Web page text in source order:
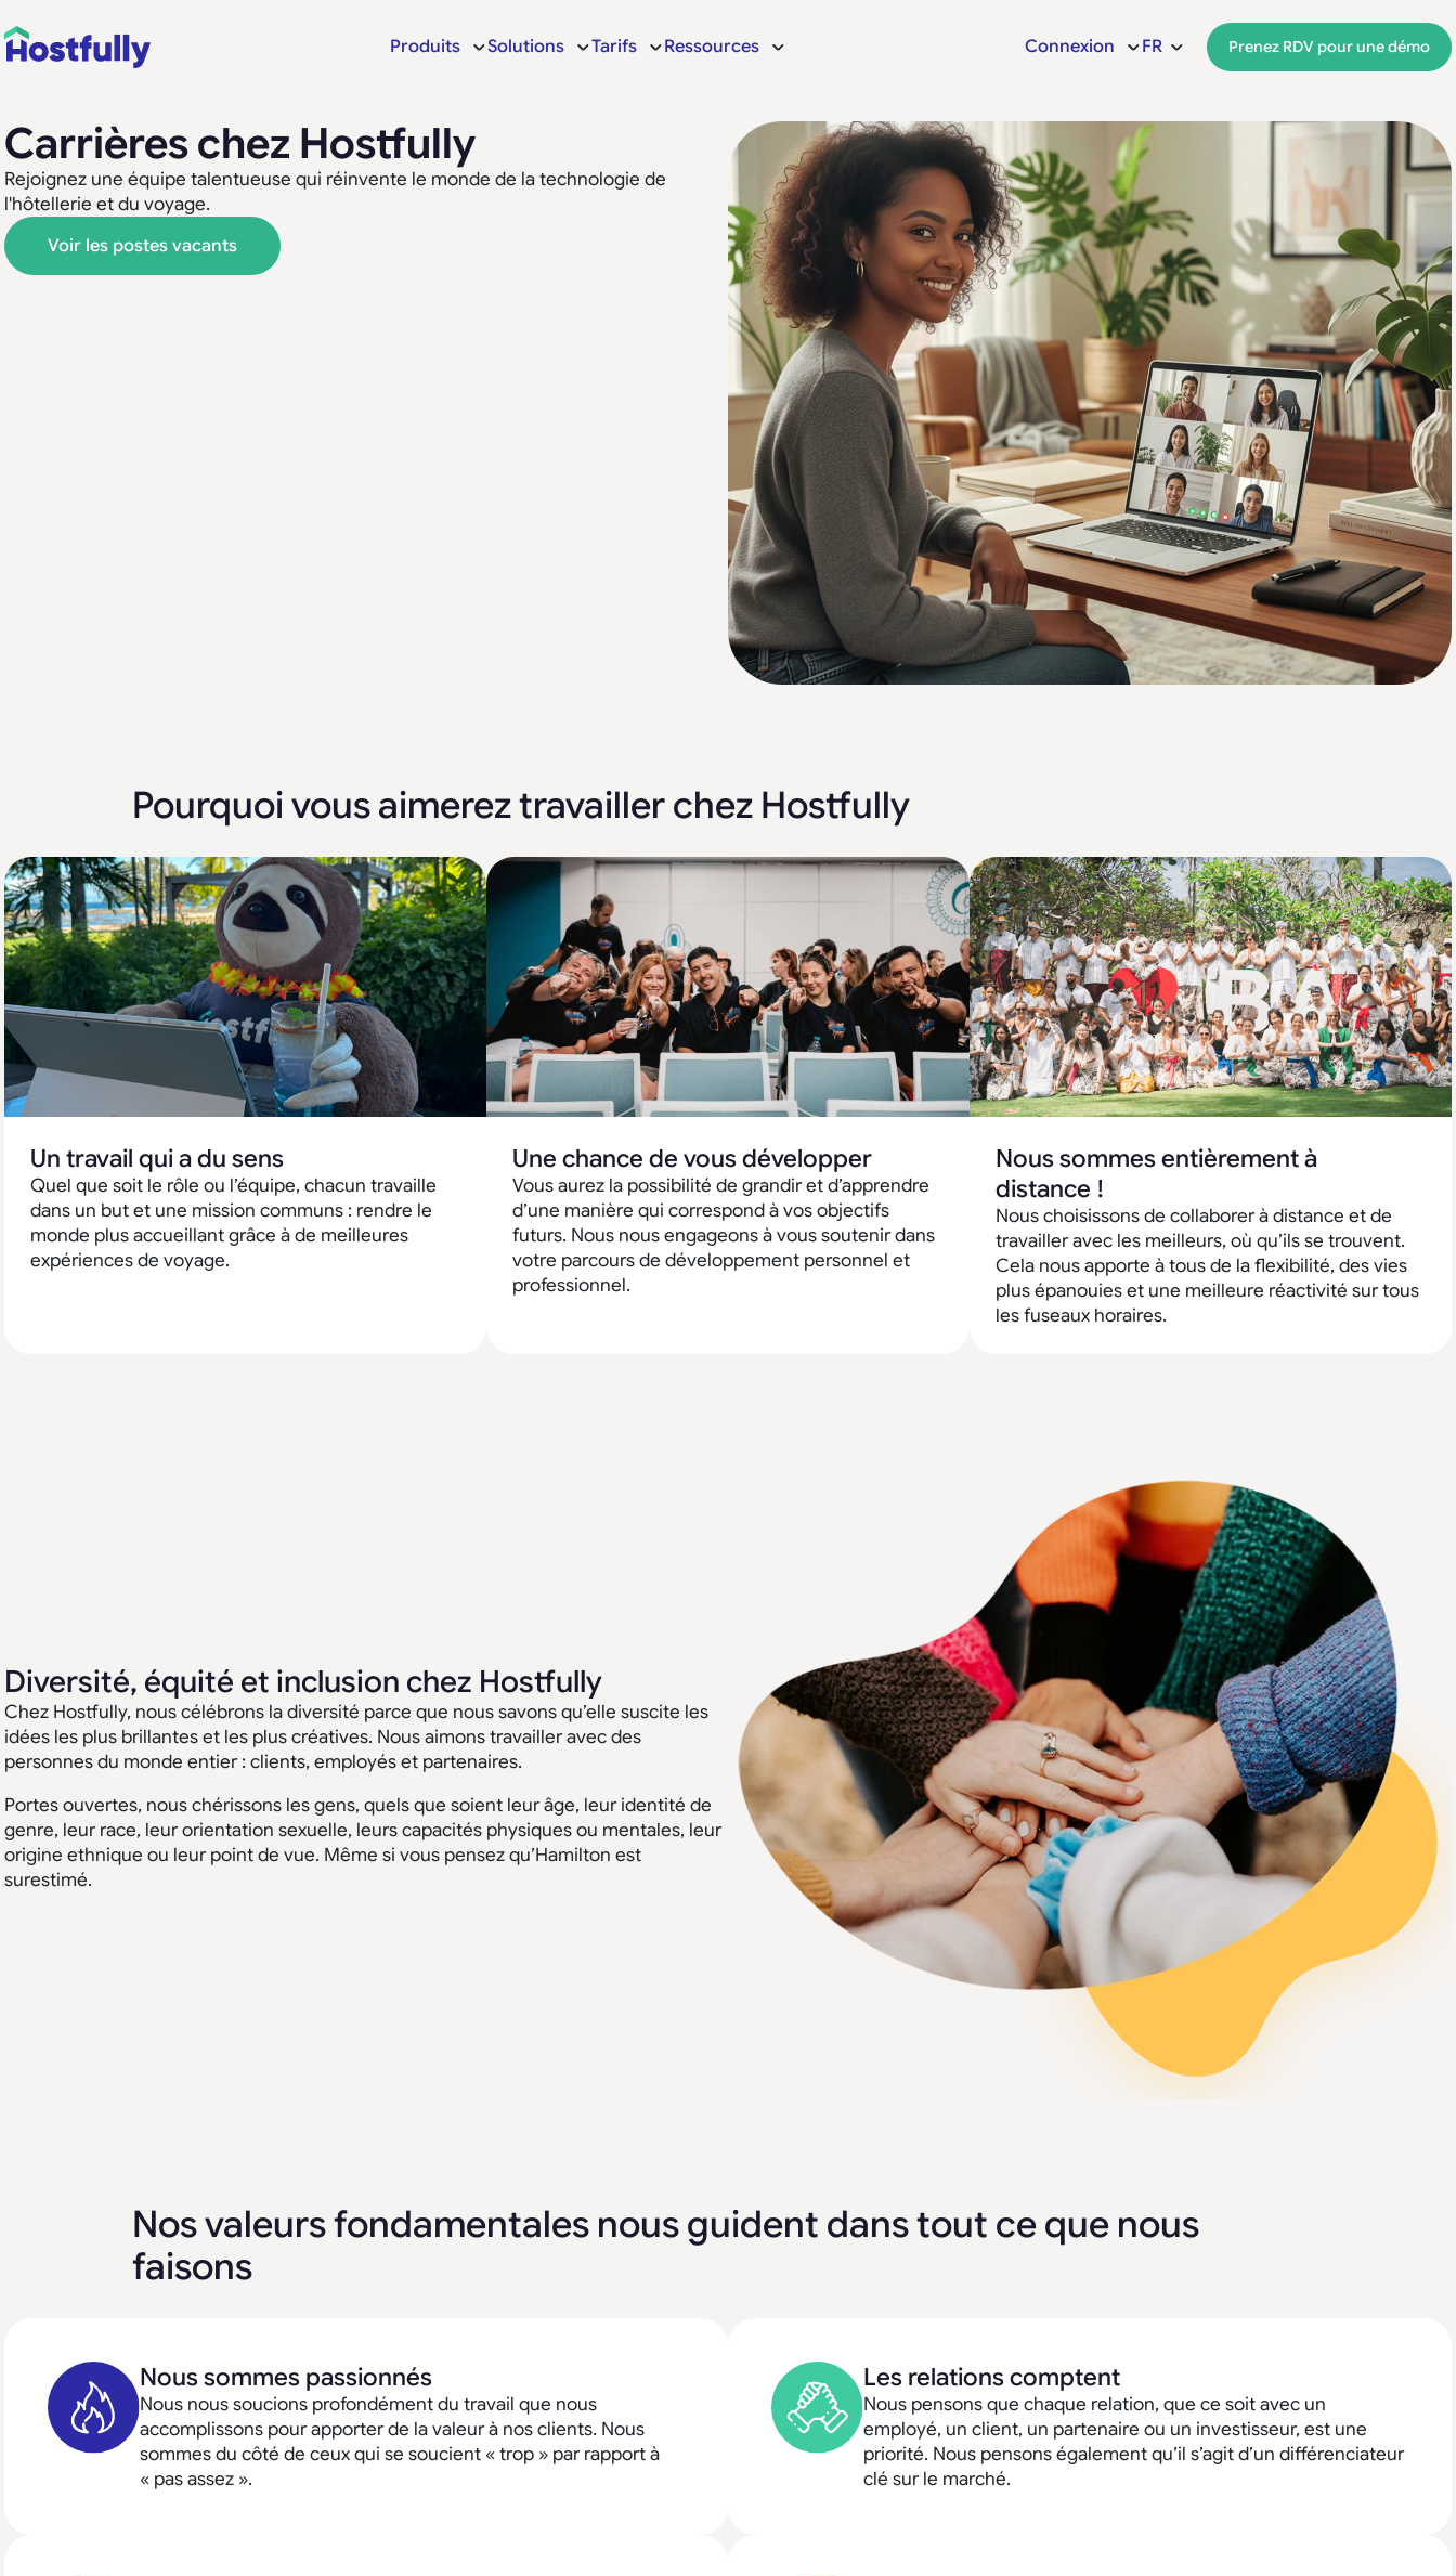
Produits Solutions Tarifs Ressources Connexion FR Prenez RDV pour une démo
Carrières chez Hostfully
Rejoignez une équipe talentueuse qui réinvente le monde de la technologie de
l'hôtellerie et du voyage.
Voir les postes vacants
Pourquoi vous aimerez travailler chez Hostfully
Un travail qui a du sens
Quel que soit le rôle ou l’équipe, chacun travaille
dans un but et une mission communs : rendre le
monde plus accueillant grâce à de meilleures
expériences de voyage.
Une chance de vous développer
Vous aurez la possibilité de grandir et d’apprendre
d’une manière qui correspond à vos objectifs
futurs. Nous nous engageons à vous soutenir dans
votre parcours de développement personnel et
professionnel.
Nous sommes entièrement à
distance !
Nous choisissons de collaborer à distance et de
travailler avec les meilleurs, où qu’ils se trouvent.
Cela nous apporte à tous de la flexibilité, des vies
plus épanouies et une meilleure réactivité sur tous
les fuseaux horaires.
Diversité, équité et inclusion chez Hostfully
Chez Hostfully, nous célébrons la diversité parce que nous savons qu’elle suscite les
idées les plus brillantes et les plus créatives. Nous aimons travailler avec des
personnes du monde entier : clients, employés et partenaires.
Portes ouvertes, nous chérissons les gens, quels que soient leur âge, leur identité de
genre, leur race, leur orientation sexuelle, leurs capacités physiques ou mentales, leur
origine ethnique ou leur point de vue. Même si vous pensez qu’Hamilton est
surestimé.
Nos valeurs fondamentales nous guident dans tout ce que nous
faisons
Nous sommes passionnés
Nous nous soucions profondément du travail que nous
accomplissons pour apporter de la valeur à nos clients. Nous
sommes du côté de ceux qui se soucient « trop » par rapport à
« pas assez ».
Les relations comptent
Nous pensons que chaque relation, que ce soit avec un
employé, un client, un partenaire ou un investisseur, est une
priorité. Nous pensons également qu’il s’agit d’un différenciateur
clé sur le marché.